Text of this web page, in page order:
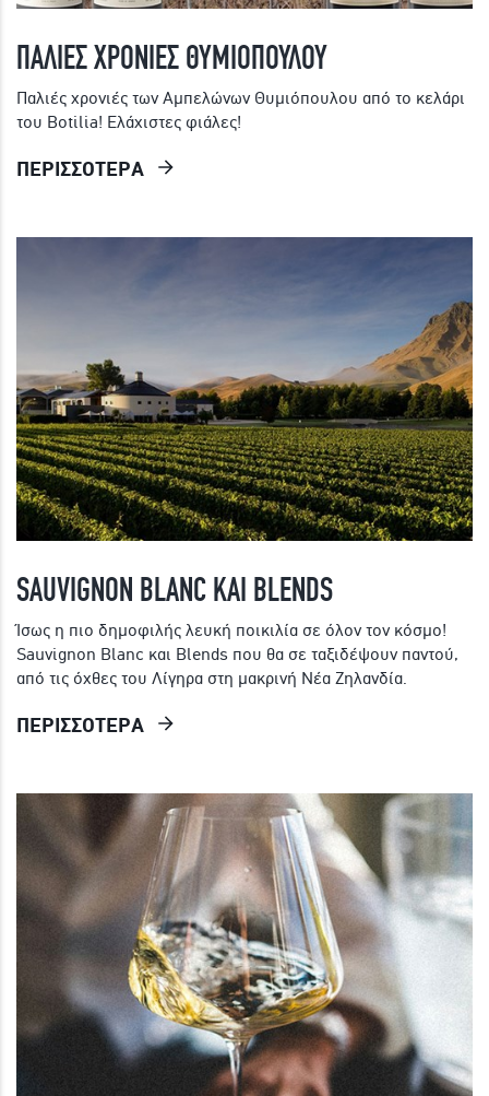
ΠΑΛΙΕΣ ΧΡΟΝΙΕΣ ΘΥΜΙΟΠΟΥΛΟΥ
Παλιές χρονιές των Αμπελώνων Θυμιόπουλου από το κελάρι
του Botilia! Ελάχιστες φιάλες!
ΠΕΡΙΣΣΟΤΕΡΑ
SAUVIGNON BLANC ΚΑΙ BLENDS
Ίσως η πιο δημοφιλής λευκή ποικιλία σε όλον τον κόσμο!
Sauvignon Blanc και Blends που θα σε ταξιδέψουν παντού,
από τις όχθες του Λίγηρα στη μακρινή Νέα Ζηλανδία.
ΠΕΡΙΣΣΟΤΕΡΑ